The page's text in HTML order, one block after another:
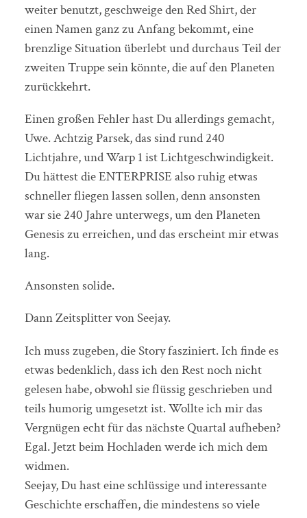
weiter benutzt, geschweige den Red Shirt, der
einen Namen ganz zu Anfang bekommt, eine
brenzlige Situation überlebt und durchaus Teil der
zweiten Truppe sein könnte, die auf den Planeten
zurückkehrt.
Einen großen Fehler hast Du allerdings gemacht,
Uwe. Achtzig Parsek, das sind rund 240
Lichtjahre, und Warp 1 ist Lichtgeschwindigkeit.
Du hättest die ENTERPRISE also ruhig etwas
schneller fliegen lassen sollen, denn ansonsten
war sie 240 Jahre unterwegs, um den Planeten
Genesis zu erreichen, und das erscheint mir etwas
lang.
Ansonsten solide.
Dann Zeitsplitter von Seejay.
Ich muss zugeben, die Story fasziniert. Ich finde es
etwas bedenklich, dass ich den Rest noch nicht
gelesen habe, obwohl sie flüssig geschrieben und
teils humorig umgesetzt ist. Wollte ich mir das
Vergnügen echt für das nächste Quartal aufheben?
Egal. Jetzt beim Hochladen werde ich mich dem
widmen.
Seejay, Du hast eine schlüssige und interessante
Geschichte erschaffen, die mindestens so viele